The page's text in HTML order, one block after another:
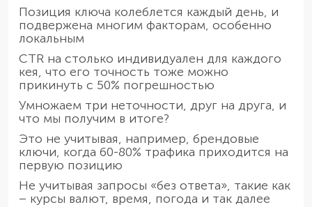
Позиция ключа колеблется каждый день, и
подвержена многим факторам, особенно
локальным
CTR на столько индивидуален для каждого
кея, что его точность тоже можно
прикинуть с 50% погрешностью
Умножаем три неточности, друг на друга, и
что мы получим в итоге?
Это не учитывая, например, брендовые
ключи, когда 60-80% трафика приходится на
первую позицию
Не учитывая запросы «без ответа», такие как
– курсы валют, время, погода и так далее